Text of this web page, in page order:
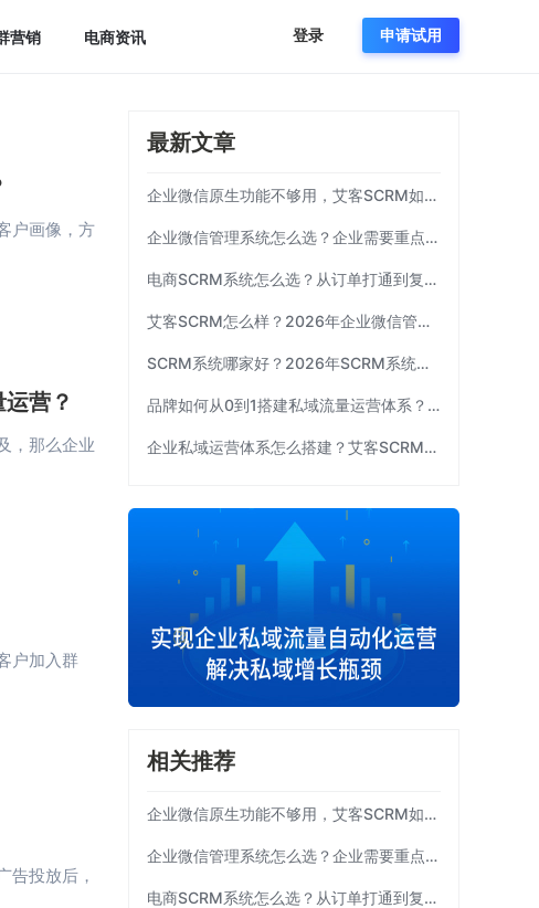
营销 电商资讯 登录 申请试用
户画像，方
营？
，那么企业
户加入群
告投放后，
最新文章
企业微信原生功能不够用，艾客SCRM如何补齐运营链路？
企业微信管理系统怎么选？企业需要重点考察这7项能力|艾客SCRM
电商SCRM系统怎么选？从订单打通到复购运营 | 艾客SCRM
艾客SCRM怎么样？2026年企业微信管理工具选型指南
SCRM系统哪家好？2026年SCRM系统选型指南|艾客SCRM
品牌如何从0到1搭建私域流量运营体系？| 艾客SCRM
企业私域运营体系怎么搭建？艾客SCRM拆解三个关键环节
相关推荐
企业微信原生功能不够用，艾客SCRM如何补齐运营链路？
企业微信管理系统怎么选？企业需要重点考察这7项能力|艾客SCRM
电商SCRM系统怎么选？从订单打通到复购运营 | 艾客SCRM